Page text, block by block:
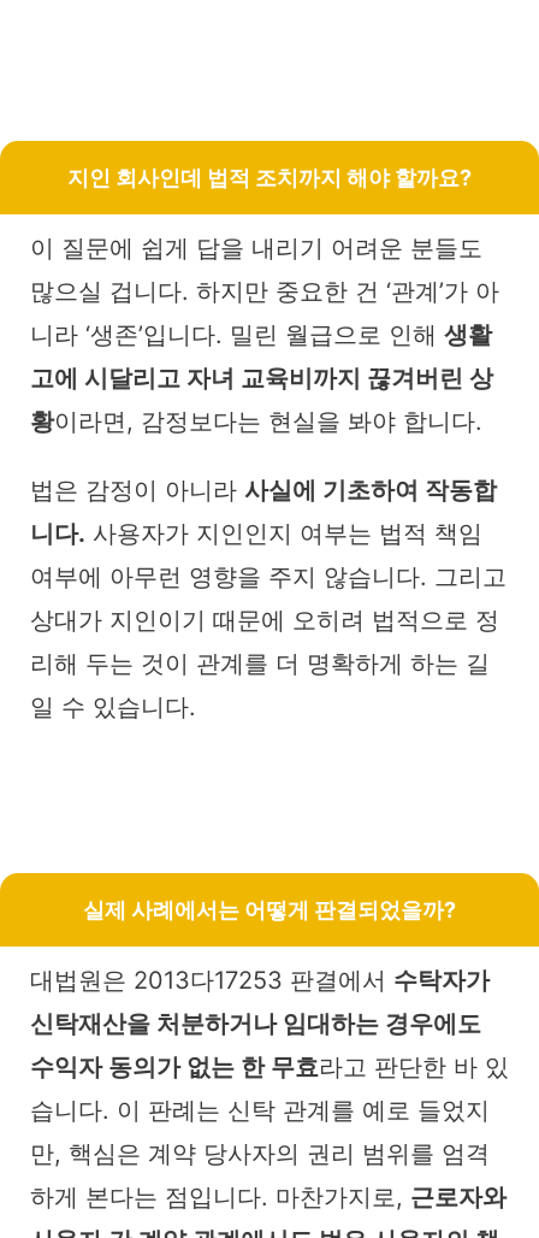
지인 회사인데 법적 조치까지 해야 할까요?
이 질문에 쉽게 답을 내리기 어려운 분들도
많으실 겁니다. 하지만 중요한 건 ‘관계’가 아
니라 ‘생존’입니다. 밀린 월급으로 인해 생활
고에 시달리고 자녀 교육비까지 끊겨버린 상
황이라면, 감정보다는 현실을 봐야 합니다.
법은 감정이 아니라 사실에 기초하여 작동합
니다. 사용자가 지인인지 여부는 법적 책임
여부에 아무런 영향을 주지 않습니다. 그리고
상대가 지인이기 때문에 오히려 법적으로 정
리해 두는 것이 관계를 더 명확하게 하는 길
일 수 있습니다.
실제 사례에서는 어떻게 판결되었을까?
대법원은 2013다17253 판결에서 수탁자가
신탁재산을 처분하거나 임대하는 경우에도
수익자 동의가 없는 한 무효라고 판단한 바 있
습니다. 이 판례는 신탁 관계를 예로 들었지
만, 핵심은 계약 당사자의 권리 범위를 엄격
하게 본다는 점입니다. 마찬가지로, 근로자와